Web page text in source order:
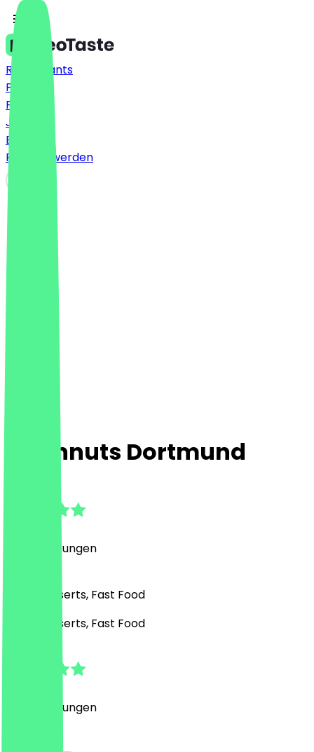
Restaurants
Preise
FAQ
Jobs
Blog
Partner werden
Freshnuts Dortmund
Bewertungen
Café, Desserts, Fast Food
Café, Desserts, Fast Food
Bewertungen